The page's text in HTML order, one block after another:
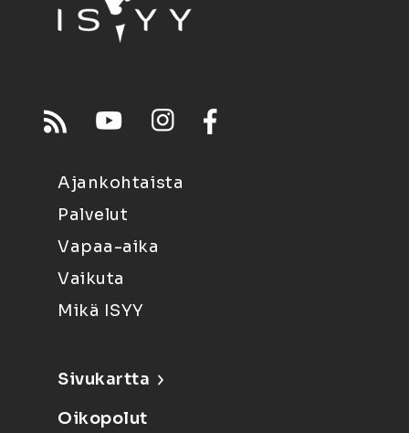
Ajankohtaista
Palvelut
Vapaa-aika
Vaikuta
Mikä ISYY
Sivukartta
Oikopolut